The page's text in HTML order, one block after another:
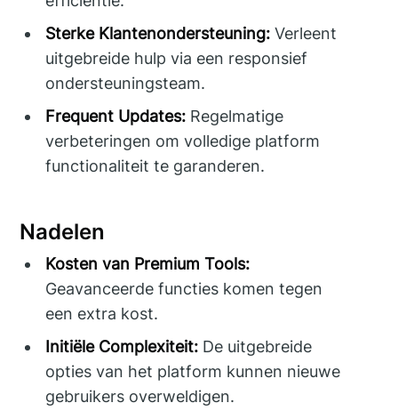
Sterke Klantenondersteuning: Verleent
uitgebreide hulp via een responsief
ondersteuningsteam.
Frequent Updates: Regelmatige
verbeteringen om volledige platform
functionaliteit te garanderen.
Nadelen
Kosten van Premium Tools:
Geavanceerde functies komen tegen
een extra kost.
Initiële Complexiteit: De uitgebreide
opties van het platform kunnen nieuwe
gebruikers overweldigen.